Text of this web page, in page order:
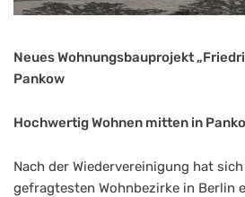
Neues Wohnungsbauprojekt
Pankow
Hochwertig Wohnen mitten in
Nach der Wiedervereinigung hat
gefragtesten Wohnbezirke in Berlin